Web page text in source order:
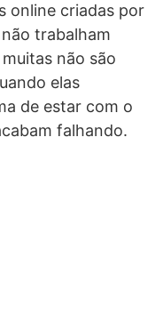
online criadas por
trabalham
não são
elas
de estar com o
falhando.